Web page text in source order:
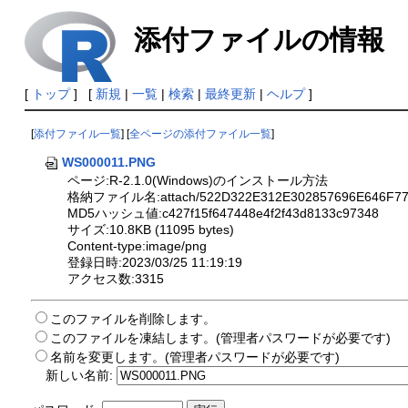
添付ファイルの情報
[ トップ] [ 新規 | 一覧| 検索| 最終更新| ヘルプ]
[添付ファイル一覧 ] [全ページの添付ファイル一覧
WS000011.PNG
ページ:R-2.1.0(Windows)のインストール方法
格納ファイル名:attach/
MD5ハッシュ値:c427f15f647448e4f2f43d8133c97348
サイズ:10.8KB (11095 bytes)
Content-type:image/png
登録日時:2023/03/25 11:19:19
アクセス数:3315
このファイルを削除します。
このファイルを凍結します。(管理者パスワードが必要です)
名前を変更します。(管理者パスワードが必要です)
新しい名前: